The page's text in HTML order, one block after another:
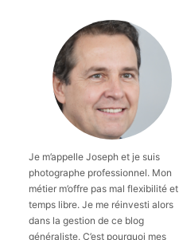
Je m’appelle Joseph et je suis
photographe professionnel. Mon
métier m’offre pas mal flexibilité
temps libre. Je me réinvesti alors
dans la gestion de ce blog
généraliste. C’est pourquoi mes